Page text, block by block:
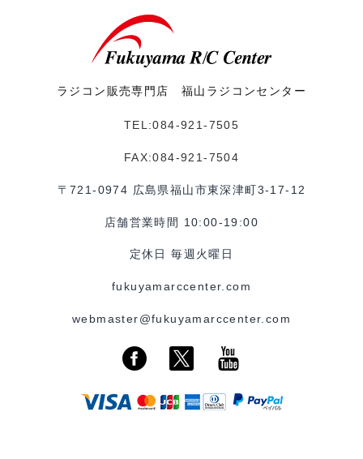
ラジコン販売専門店 福山ラジコンセンター
TEL:084-921-7505
FAX:084-921-7504
〒721-0974 広島県福山市東深津町3-17-12
店舗営業時間 10:00-19:00
定休日 毎週火曜日
fukuyamarccenter.com
webmaster@fukuyamarccenter.com